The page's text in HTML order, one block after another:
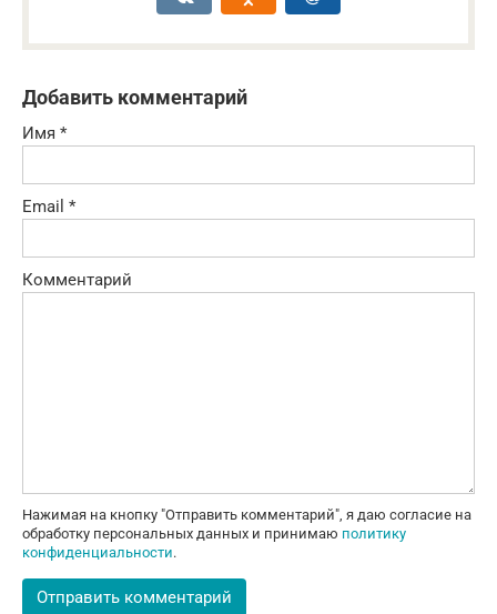
Добавить комментарий
Имя *
Email *
Комментарий
Нажимая на кнопку "Отправить комментарий", я даю согласие на
обработку персональных данных и принимаю политику
конфиденциальности.